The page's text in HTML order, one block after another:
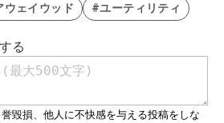
ウェイウッド #ユーティリティ